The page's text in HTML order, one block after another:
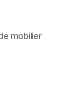
mobilier